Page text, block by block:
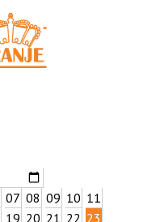
07 08 09 10 11
19 20 21 22 23